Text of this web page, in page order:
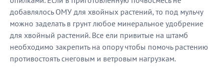
добавлялось ОМУ для хвойных растений, то под мульчу
можно заделать в грунт любое минеральное удобрение
для хвойный растений. Все ели привитые на штамб
необходимо закрепить на опору чтобы помочь растению
противостоять снеговым и ветровым нагрузкам.